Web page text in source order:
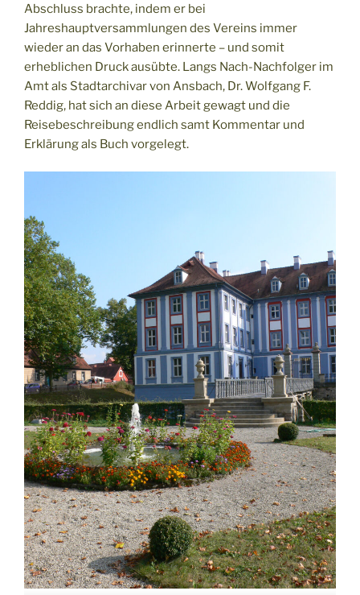
Abschluss brachte, indem er bei
Jahreshauptversammlungen des Vereins immer
wieder an das Vorhaben erinnerte – und somit
erheblichen Druck ausübte. Langs Nach-Nachfolger im
Amt als Stadtarchivar von Ansbach, Dr. Wolfgang F.
Reddig, hat sich an diese Arbeit gewagt und die
Reisebeschreibung endlich samt Kommentar und
Erklärung als Buch vorgelegt.